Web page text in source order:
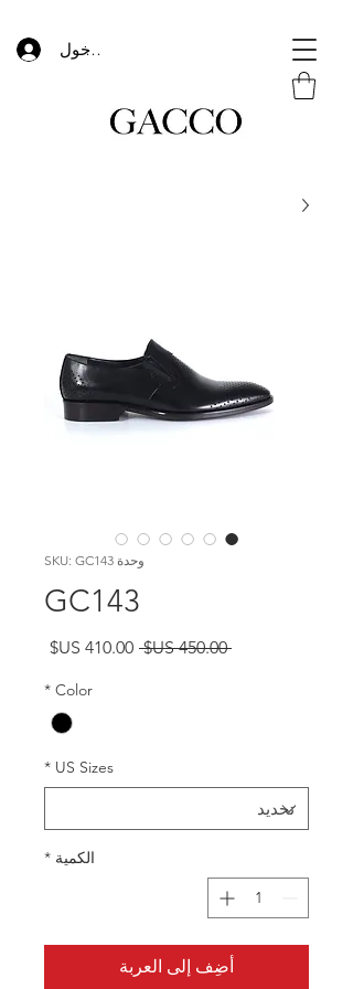
تسجيل الدخول
وحدة SKU: GC143
GC143
‏450.00 US$
سعر
سعر
Color
*
US Sizes
*
الكمية *
أضِف إلى العربة